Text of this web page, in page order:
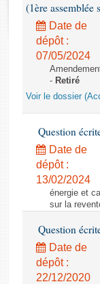
Rapports
Rapports sur
Baromètre de
Dossiers
Budget et
Questions
Comptes
(1ère assemblée
Date de
dépôt :
07/05/2024
- Retiré
Voir le dossier
Question
Date de
dépôt :
13/02/2024
énergie et
sur la
Question
Date de
dépôt :
22/12/2020